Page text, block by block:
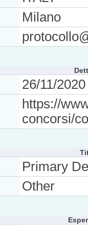
Milano
26/11/
https://
concorsi/
Primary
Other